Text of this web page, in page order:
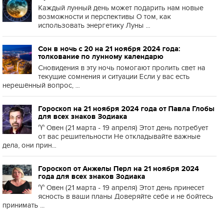
Каждый лунный день может подарить нам новые
возможности и перспективы О том, как
использовать энергетику Луны ...
Сон в ночь с 20 на 21 ноября 2024 года:
толкование по лунному календарю
Сновидения в эту ночь помогают пролить свет на
текущие сомнения и ситуации Если у вас есть
нерешённый вопрос, ...
Гороскоп на 21 ноября 2024 года от Павла Глобы
для всех знаков Зодиака
♈️ Овен (21 марта - 19 апреля) Этот день потребует
от вас решительности Не откладывайте важные
дела, они прин...
Гороскоп от Анжелы Перл на 21 ноября 2024
года для всех знаков Зодиака
♈️ Овен (21 марта - 19 апреля) Этот день принесет
ясность в ваши планы Доверяйте себе и не бойтесь
принимать ...